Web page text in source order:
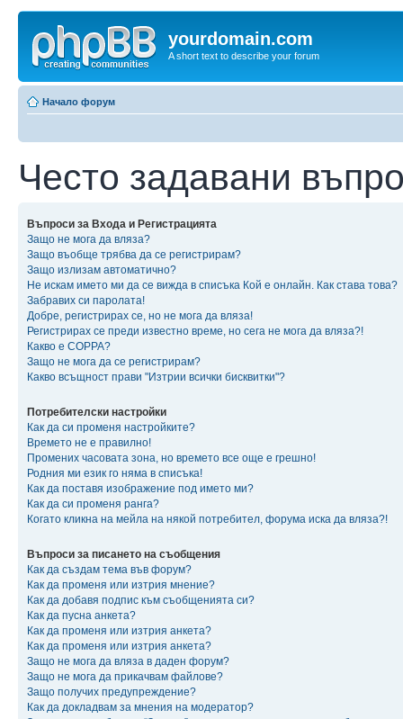
yourdomain.com
A short text to describe your forum
Начало форум
Често задавани
Въпроси за Входа и Регистрацията
Защо не мога да вляза?
Защо въобще трябва да се регистрирам?
Защо излизам автоматично?
Не искам името ми да се вижда в списъка Кой е онлайн. Как става това?
Забравих си паролата!
Добре, регистрирах се, но не мога да вляза!
Регистрирах се преди известно време, но сега не мога да вляза?!
Какво е COPPA?
Защо не мога да се регистрирам?
Какво всъщност прави "Изтрии всички бисквитки"?
Потребителски настройки
Как да си променя настройките?
Времето не е правилно!
Промених часовата зона, но времето все още е грешно!
Родния ми език го няма в списъка!
Как да поставя изображение под името ми?
Как да си променя ранга?
Когато кликна на мейла на някой потребител, форума иска да вляза?!
Въпроси за писането на съобщения
Как да създам тема във форум?
Как да променя или изтрия мнение?
Как да добавя подпис към съобщенията си?
Как да пусна анкета?
Как да променя или изтрия анкета?
Как да променя или изтрия анкета?
Защо не мога да вляза в даден форум?
Защо не мога да прикачвам файлове?
Защо получих предупреждение?
Как да докладвам за мнения на модератор?